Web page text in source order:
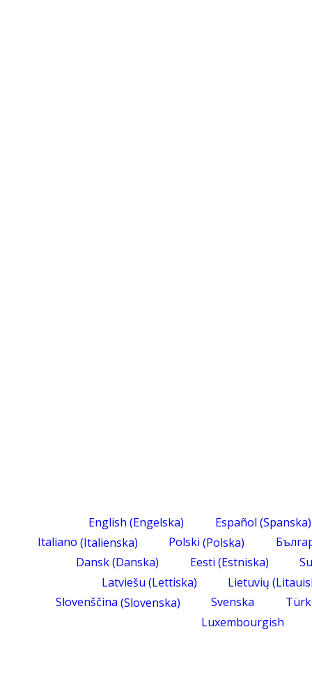
English (Engelska) Español (Spanska)
Italiano (Italienska) Polski (Polska)
Dansk(Danska) Eesti (Estniska)
Latviešu (Lettiska) Lietuvių (
Slovenščina (Slovenska) Svenska
Luxembourgish